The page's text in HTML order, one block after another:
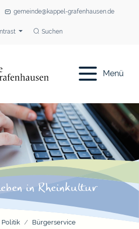
gemeinde@kappel-grafenhausen.de
Suchen
Menü
Politik
Bürgerservice